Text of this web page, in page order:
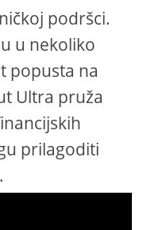
podršci.
u nekoliko
popusta na
Ultra pruža
prilagoditi